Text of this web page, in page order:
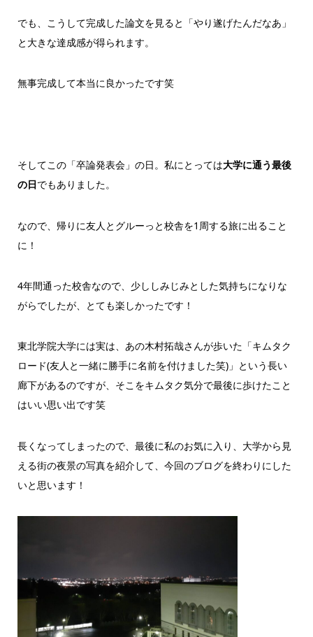
でも、こうして完成した論文を見ると「やり遂げたんだなあ」
と大きな達成感が得られます。
無事完成して本当に良かったです笑
そしてこの「卒論発表会」の日。私にとっては大学に通う最後
の日でもありました。
なので、帰りに友人とグルーっと校舎を1周する旅に出ること
に！
4年間通った校舎なので、少ししみじみとした気持ちになりな
がらでしたが、とても楽しかったです！
東北学院大学には実は、あの木村拓哉さんが歩いた「キムタク
ロード(友人と一緒に勝手に名前を付けました笑)」という長い
廊下があるのですが、そこをキムタク気分で最後に歩けたこと
はいい思い出です笑
長くなってしまったので、最後に私のお気に入り、大学から見
える街の夜景の写真を紹介して、今回のブログを終わりにした
いと思います！